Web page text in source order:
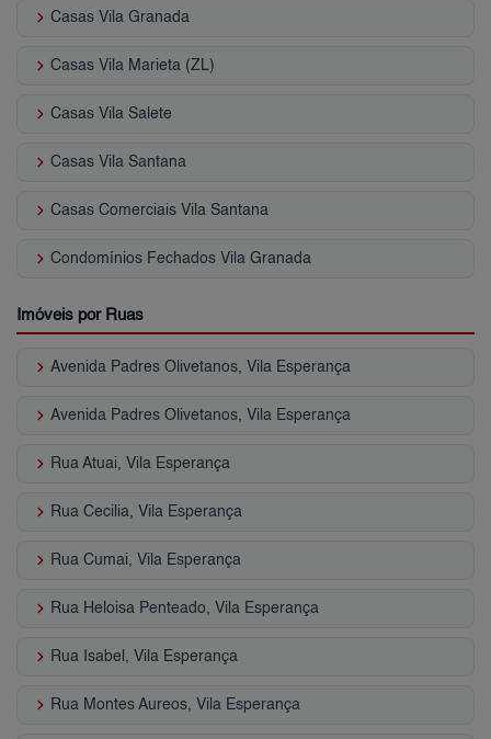
keyboard_arrow_right Casas Vila Granada
keyboard_arrow_right Casas Vila Marieta (ZL)
keyboard_arrow_right Casas Vila Salete
keyboard_arrow_right Casas Vila Santana
keyboard_arrow_right Casas Comerciais Vila Santana
keyboard_arrow_right Condomínios Fechados Vila Granada
Imóveis por Ruas
keyboard_arrow_right Avenida Padres Olivetanos, Vila Esperança
keyboard_arrow_right Avenida Padres Olivetanos, Vila Esperança
keyboard_arrow_right Rua Atuai, Vila Esperança
keyboard_arrow_right Rua Cecilia, Vila Esperança
keyboard_arrow_right Rua Cumai, Vila Esperança
keyboard_arrow_right Rua Heloisa Penteado, Vila Esperança
keyboard_arrow_right Rua Isabel, Vila Esperança
keyboard_arrow_right Rua Montes Aureos, Vila Esperança